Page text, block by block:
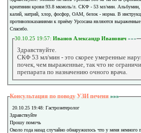
креатинин крови 93.8 мкмоль/л. CКФ - 53 мл/мин. Альбумин,
калий, натрий, хлор, фосфор, ОАМ, белок - норма. В
противопоказаниями к приёму Урсосана являются
Спасибо.
30.10.25 19:57: Иванов Александр Иванович »»»
Здравствуйте.
СКФ 53 мл/мин - это скорее умеренные
почек, чем выраженные, так что не
препарата по назначению очного врача.
Консультация по поводу УЗИ печени »»»
20.10.25 19:48: Гастроэнтеролог
Здравствуйте
Прошу помочь
Около года назад случайно обнаружилось что у меня немного